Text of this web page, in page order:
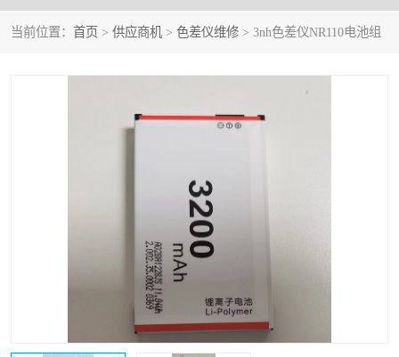
当前位置： 首页 > 供应商机 > 色差仪维修 > 3nh色差仪NR110电池组